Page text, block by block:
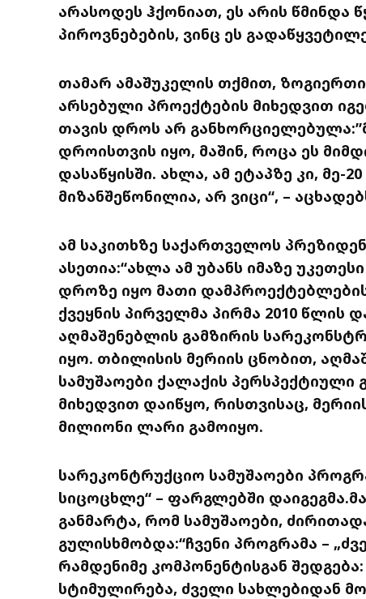
არასოდეს ჰქონიათ, ეს არის
პიროვნებების, ვინც ეს
თამარ ამაშუკელის თქმით,
არსებული პროექტების მიხედვით
თავის დროს არ
დროისთვის იყო, მაშინ, როცა ეს
დასაწყისში. ახლა, ამ ეტაპზე კი, მე-
მიზანშეწონილია, არ ვიცი“, –
ამ საკითხზე საქართველოს
ასეთია:“ახლა ამ უბანს იმაზე
დროზე იყო მათი
ქვეყნის პირველმა პირმა 2010 წლის
აღმაშენებლის გამზირის
იყო. თბილისის მერიის ცნობით,
სამუშაოები ქალაქის პერსპექტიული
მიხედვით დაიწყო, რისთვისაც,
მილიონი ლარი გამოიყო.
სარეკონტრუქციო სამუშაოები
სიცოცხლე“ – ფარგლებში
განმარტა, რომ სამუშაოები,
გულისხმობდა:“ჩვენი პროგრამა –
რამდენიმე კომპონენტისგან
სტიმულირება, ძველი სახლებიდან